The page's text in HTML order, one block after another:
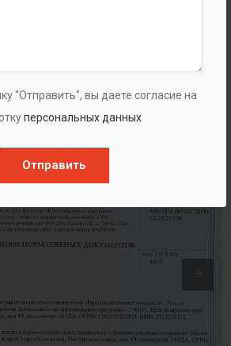
"Отправить", вы даете согласие на
персональных данных
Отправить